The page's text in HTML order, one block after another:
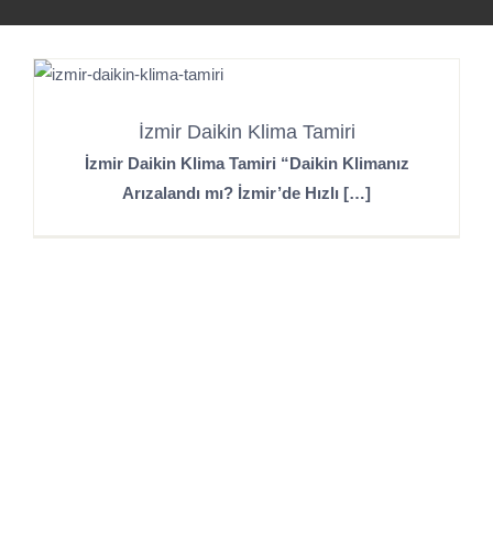
İzmir Daikin Klima Tamiri
İzmir Daikin Klima Tamiri “Daikin Klimanız
Arızalandı mı? İzmir’de Hızlı […]